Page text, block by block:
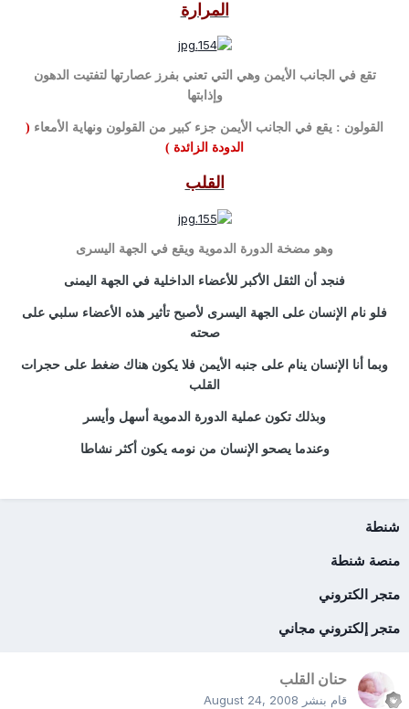
المرارة
تقع في الجانب الأيمن وهي التي تعني بفرز عصارتها لتفتيت الدهون
وإذابتها
القولون : يقع في الجانب الأيمن جزء كبير من القولون ونهاية الأمعاء
الدودة الزائدة )
القلب
وهو مضخة الدورة الدموية ويقع في الجهة اليسرى
فنجد أن الثقل الأكبر للأعضاء الداخلية في الجهة اليمنى
فلو نام الإنسان على الجهة اليسرى لأصبح تأثير هذه الأعضاء سلبي على
صحته
وبما أنا الإنسان ينام على جنبه الأيمن فلا يكون هناك ضغط على حجرات
القلب
وبذلك تكون عملية الدورة الدموية أسهل وأيسر
وعندما يصحو الإنسان من نومه يكون أكثر نشاطا
شنطة
منصة شنطة
متجر الكتروني
متجر إلكتروني مجاني
حنان القلب
قام بنشر August 24, 2008